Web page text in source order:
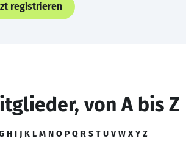
registrieren
von A bis Z
H I J K L M N O P Q R S T U V W X Y Z